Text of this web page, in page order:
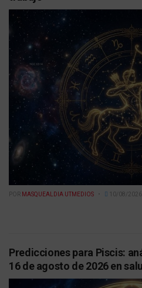
POR MASQUEALDIA UTMEDIOS 10/08/2026
Predicciones para Piscis:
16 de agosto de 2026 en